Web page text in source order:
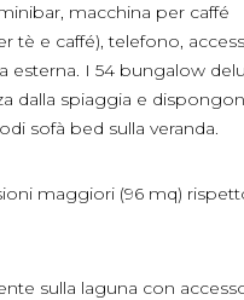
macchina per caffé
tè e caffé), telefono,
esterna. I 54 bungalow
dalla spiaggia e
sofà bed sulla veranda.
maggiori (96 mq)
sulla laguna con